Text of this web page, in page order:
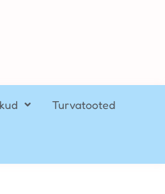
Turvatooted